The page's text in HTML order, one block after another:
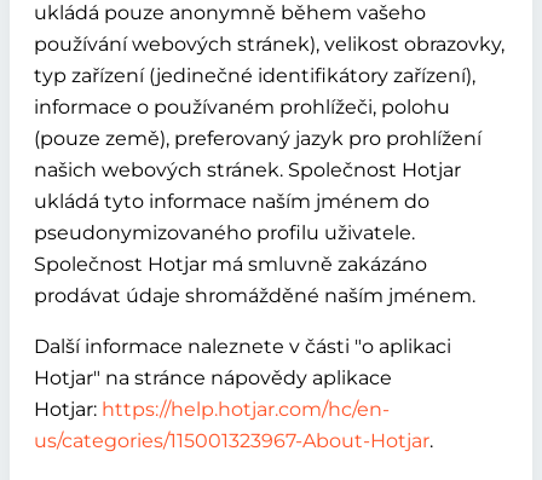
ukládá pouze anonymně během vašeho
používání webových stránek), velikost obrazovky,
typ zařízení (jedinečné identifikátory zařízení),
informace o používaném prohlížeči, polohu
(pouze země), preferovaný jazyk pro prohlížení
našich webových stránek. Společnost Hotjar
ukládá tyto informace naším jménem do
pseudonymizovaného profilu uživatele.
Společnost Hotjar má smluvně zakázáno
prodávat údaje shromážděné naším jménem.
Další informace naleznete v části "o aplikaci
Hotjar" na stránce nápovědy aplikace
Hotjar: https://help.hotjar.com/hc/en-
us/categories/115001323967-About-Hotjar.